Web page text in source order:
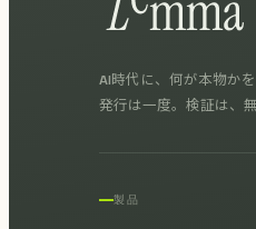
AI時代に、何が本物かを
発行は一度。検証は、
製品